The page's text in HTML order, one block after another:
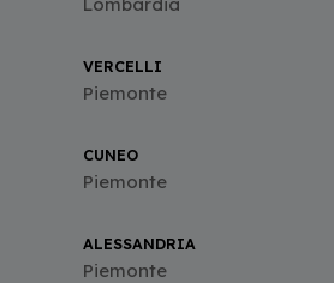
VERCELLI
Piemonte
CUNEO
Piemonte
ALESSANDRIA
Piemonte